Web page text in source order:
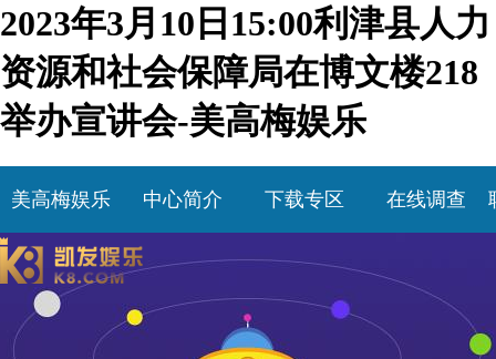
2023年3月10日15:00利津县人力
资源和社会保障局在博文楼218
举办宣讲会-美高梅娱乐
美高梅娱乐 中心简介 下载专区 在线调查